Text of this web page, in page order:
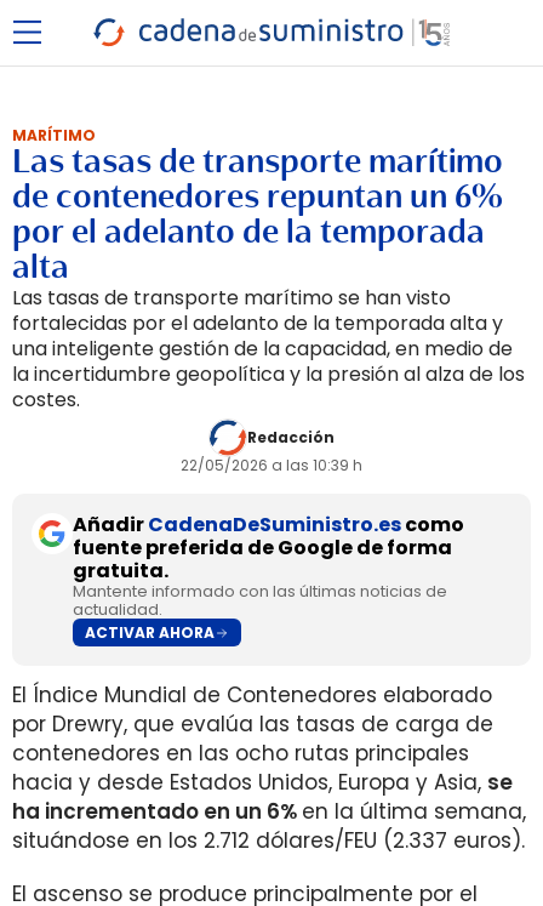
MARÍTIMO
Las tasas de transporte marítimo
de contenedores repuntan un 6%
por el adelanto de la temporada
alta
Las tasas de transporte marítimo se han visto
fortalecidas por el adelanto de la temporada alta y
una inteligente gestión de la capacidad, en medio de
la incertidumbre geopolítica y la presión al alza de los
costes.
Redacción
22/05/2026 a las 10:39 h
AñadirCadenaDeSuministro.escomo
fuente preferida de Google de forma
gratuita.
Mantente informado con las últimas noticias de
actualidad.
ACTIVAR AHORA
El Índice Mundial de Contenedores elaborado
por Drewry, que evalúa las tasas de carga de
contenedores en las ocho rutas principales
hacia y desde Estados Unidos, Europa y Asia, se
ha incrementado en un 6% en la última semana,
situándose en los 2.712 dólares/FEU (2.337 euros).
El ascenso se produce principalmente por el